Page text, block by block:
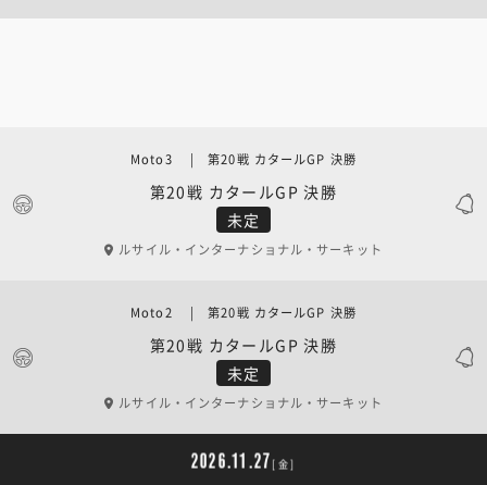
未定
第20戦 カタールGP 決勝
Moto3 | 第20戦 カタールGP 決勝
ルサイル・インターナショナル・サーキット
未定
第20戦 カタールGP 決勝
Moto2 | 第20戦 カタールGP 決勝
ルサイル・インターナショナル・サーキット
2026.11.27 [金]